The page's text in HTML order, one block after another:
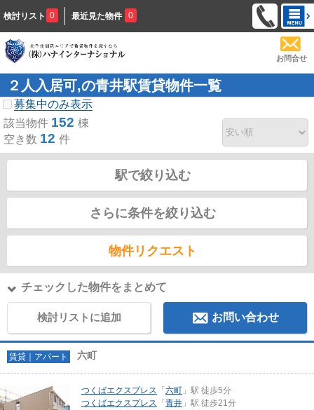
検討リスト 0 最近見た物件 0
お問合せ
２人入居可,の青井駅賃貸物件一覧
募集中のみ表示
該当物件 152 棟
空き数 12 件
駅で絞り込む
さらに条件を絞り込む
物件リクエスト
チェックした物件をまとめて
検討リストに追加 お問い合わせ
賃貸｜アパート 六町
つくばエクスプレス 「 六町 」駅 徒歩5分
つくばエクスプレス 「 青井 」駅 徒歩21分